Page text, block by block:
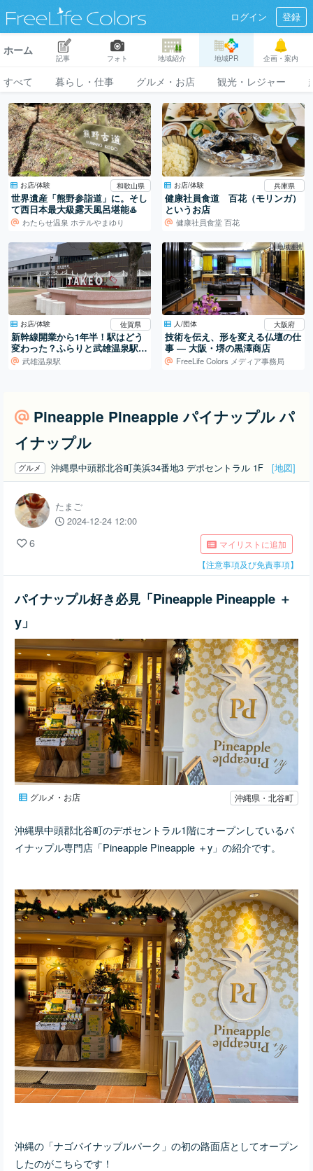
ログイン 登録
ホーム
記事 フォト 地域紹介 地域PR 企画・案内
すべて 暮らし・仕事 グルメ・お店 観光・レジャー
お店/体験 和歌山県
世界遺産「熊野参詣道」に。そし
て西日本最大級露天風呂堪能♨️
わたらせ温泉 ホテルやまゆり
お店/体験 兵庫県
健康社員食道 百花（モリンガ）
というお店
健康社員食堂 百花
お店/体験 佐賀県
新幹線開業から1年半！駅はどう
変わった？ふらりと武雄温泉駅
へ。武雄温泉駅
地域連携
人/団体 大阪府
技術を伝え、形を変える仏壇の仕
事 ― 大阪・堺の黒澤商店
FreeLife Colors メディア事務局
Pineapple Pineapple パイナップル パ
イナップル
グルメ 沖縄県中頭郡北谷町美浜34番地3 デポセントラル 1F [地図]
たまご
2024-12-24 12:00
6
マイリストに追加
【注意事項及び免責事項】
パイナップル好き必見「Pineapple Pineapple ＋
y」
グルメ・お店 沖縄県・北谷町
沖縄県中頭郡北谷町のデポセントラル1階にオープンしているパ
イナップル専門店「Pineapple Pineapple ＋y」の紹介です。
沖縄の「ナゴパイナップルパーク」の初の路面店としてオープン
したのがこちらです！